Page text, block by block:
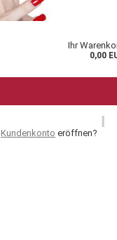
Ihr
0,00
Kundenkonto eröffnen?